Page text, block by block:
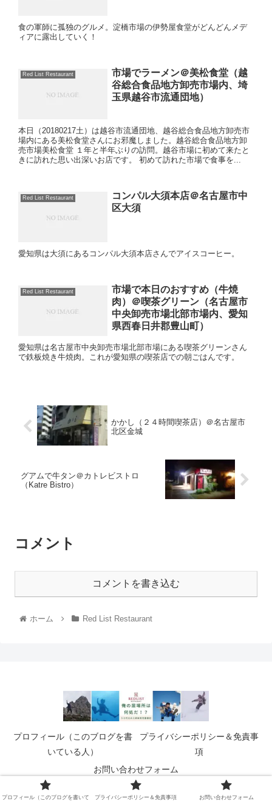
食の軍師に孤独のグルメ。淀橋市場の伊勢屋食堂がどんどんメデ
ィアに露出していく！
Red List Restaurant
市場でラーメン＠美松食堂（越
谷総合食品地方卸売市場内、埼
玉県越谷市流通団地）
本日（20180217土）は越谷市流通団地、越谷総合食品地方卸売市
場内にある美松食堂さんにお邪魔しました。越谷総合食品地方卸
売市場美松食堂 １年と半年ぶりの訪問。越谷市場に初めて来たと
きに訪れた思い出深いお店です。 初めて訪れた市場で食事を...
Red List Restaurant
コンパル大須本店＠名古屋市中
区大須
愛知県は大須にあるコンパル大須本店さんでアイスコーヒー。
Red List Restaurant
市場で本日のおすすめ（牛焼
肉）＠喫茶グリーン（名古屋市
中央卸売市場北部市場内、愛知
県西春日井郡豊山町）
愛知県は名古屋市中央卸売市場北部市場にある喫茶グリーンさん
で鉄板焼き牛焼肉。これが愛知県の喫茶店での朝ごはんです。
かかし（２４時間喫茶店）＠名古屋市
北区金城
グアムで牛タン＠カトレビストロ
（Katre Bistro）
コメント
コメントを書き込む
ホーム Red List Restaurant
プロフィール（このブログを書
いている人）
プライバシーポリシー＆免責事
項
お問い合わせフォーム
© 2021 俺の居場所は何処だ！？.
プロフィール（このブログを書いて プライバシーポリシー＆免責事項 お問い合わせフォーム